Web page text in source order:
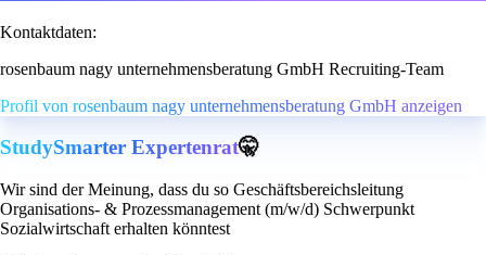
Kontaktdaten:
rosenbaum nagy unternehmensberatung GmbH Recruiting-Team
Profil von rosenbaum nagy unternehmensberatung GmbH anzeigen
StudySmarter Expertenrat🤫
Wir sind der Meinung, dass du so Geschäftsbereichsleitung
Organisations- & Prozessmanagement (m/w/d) Schwerpunkt
Sozialwirtschaft erhalten könntest